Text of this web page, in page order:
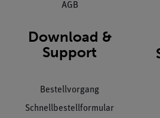
AGB
Download &
Support
Bestellvorgang
Schnellbestellformular